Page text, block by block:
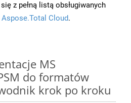
z pełną listą obsługiwanych
Aspose.Total Cloud.
MS
do formatów
krok po kroku